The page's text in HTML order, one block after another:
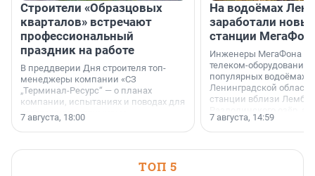
Строители «Образцовых
кварталов» встречают
профессиональный
праздник на работе
В преддверии Дня строителя топ-
менеджеры компании «СЗ
„Терминал-Ресурс“ — о планах
компании, испытаниях и поводах для
осторожного оптимизма.
7 августа, 18:00
На водоёмах
заработали
станции
Инженеры МегаФона
телеком-оборудование
популярных водоёмах
Ленинградской
станции вблизи
недалеко от Большого
водопада.
7 августа, 14:59
ТОП 5